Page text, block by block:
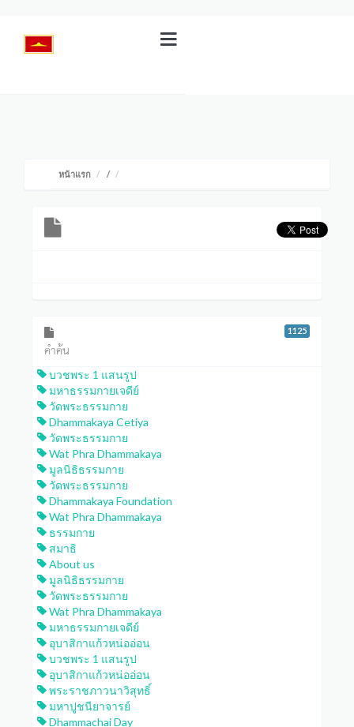
หน้าแรก /
คำค้น
1125
บวชพระ 1 แสนรูป
มหาธรรมกายเจดีย์
วัดพระธรรมกาย
Dhammakaya Cetiya
วัดพระธรรมกาย
Wat Phra Dhammakaya
มูลนิธิธรรมกาย
วัดพระธรรมกาย
Dhammakaya Foundation
Wat Phra Dhammakaya
ธรรมกาย
สมาธิ
About us
มูลนิธิธรรมกาย
วัดพระธรรมกาย
Wat Phra Dhammakaya
มหาธรรมกายเจดีย์
อุบาสิกาแก้วหน่ออ่อน
บวชพระ 1 แสนรูป
อุบาสิกาแก้วหน่ออ่อน
พระราชภาวนาวิสุทธิ์
มหาปูชนียาจารย์
Dhammachai Day